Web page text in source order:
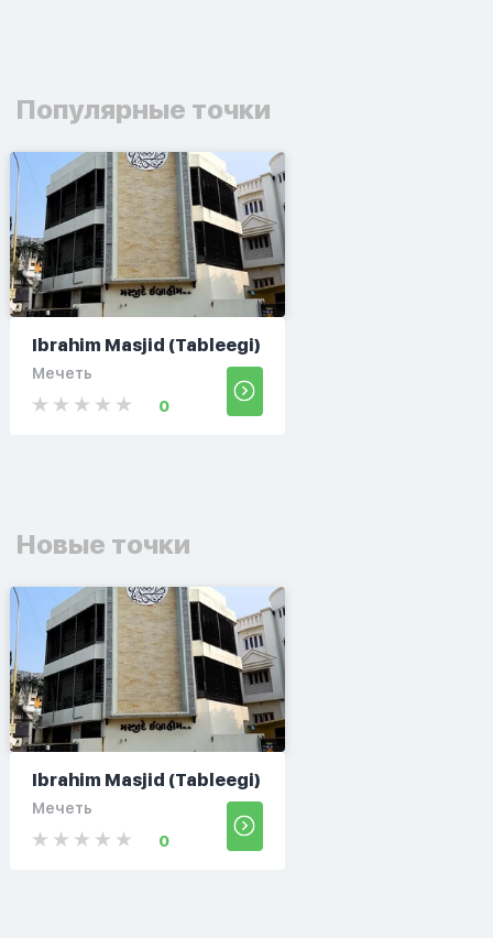
Популярные точки
Ibrahim Masjid (Tableegi)
Мечеть
0
Новые точки
Ibrahim Masjid (Tableegi)
Мечеть
0